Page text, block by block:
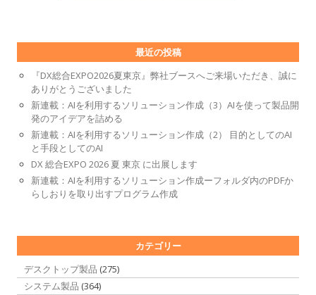
最近の投稿
『DX総合EXPO2026夏東京』弊社ブースへご来場いただき、誠に
ありがとうございました
新連載：AIを利用するソリューション作成（3）AIを使って製品開
発のアイデアを詰める
新連載：AIを利用するソリューション作成（2） 目的としてのAI
と手段としてのAI
DX 総合EXPO 2026 夏 東京 に出展します
新連載：AIを利用するソリューション作成ーフォルダ内のPDFか
らしおりを取り出すプログラム作成
カテゴリー
デスクトップ製品 (275)
システム製品 (364)